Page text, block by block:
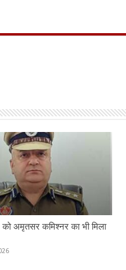
को अमृतसर कमिश्नर का भी मिला